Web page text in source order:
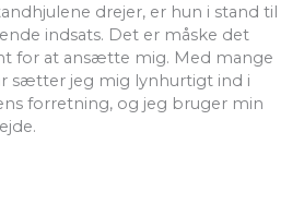
drejer, er hun i stand til
indsats. Det er måske det
for at ansætte mig. Med mange
sætter jeg mig lynhurtigt ind i
forretning, og jeg bruger min